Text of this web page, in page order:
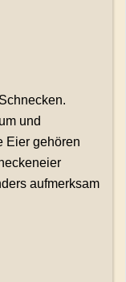
und
Eier gehören
aufmerksam